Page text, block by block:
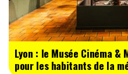
Lyon : le Musée Cinéma
pour les habitants de la